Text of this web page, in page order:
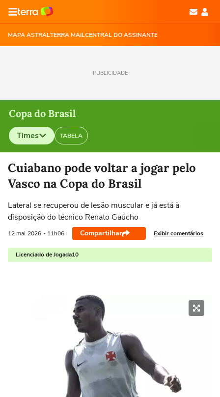
MAPA ASTRALTERRA MAILCENTRAL DO ASSINANTE
PUBLICIDADE
Copa do Brasil
Times TABELA
Selecione o time para ver as notícias
Cuiabano pode voltar a jogar pelo
Vasco na Copa do Brasil
Lateral se recuperou de lesão muscular e já está à
disposição do técnico Renato Gaúcho
12 mai 2026 - 11h06 Compartilhar Exibir comentários
Licenciado de Jogada10